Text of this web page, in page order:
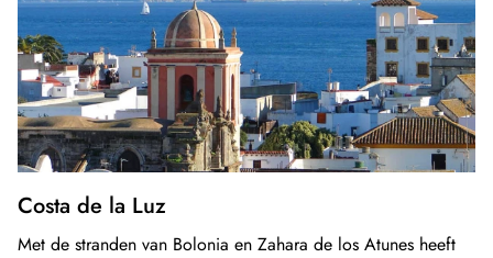
Costa de la Luz
Met de stranden van Bolonia en Zahara de los Atunes heeft